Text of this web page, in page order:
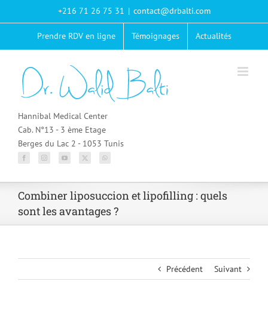
+216 71 26 75 31 | contact@drbalti.com
Prendre RDV en ligne Témoignages Actualités
Hannibal Medical Center
Cab. N°13 - 3 ème Etage
Berges du Lac 2 - 1053 Tunis
Combiner liposuccion et lipofilling : quels
sont les avantages ?
Précédent Suivant